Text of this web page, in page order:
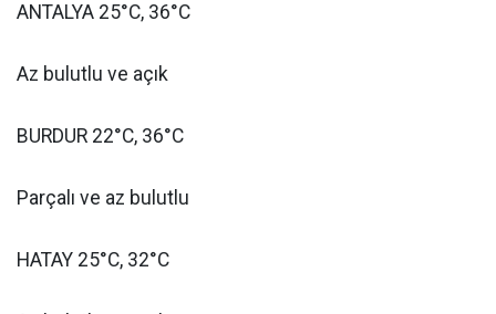
ANTALYA 25°C, 36°C
Az bulutlu ve açık
BURDUR 22°C, 36°C
Parçalı ve az bulutlu
HATAY 25°C, 32°C